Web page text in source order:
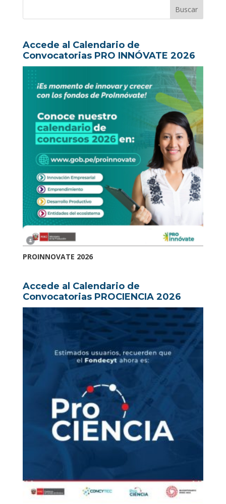
Accede al Calendario de
Convocatorias PRO INNÓVATE 2026
PROINNOVATE 2026
Accede al Calendario de
Convocatorias PROCIENCIA 2026